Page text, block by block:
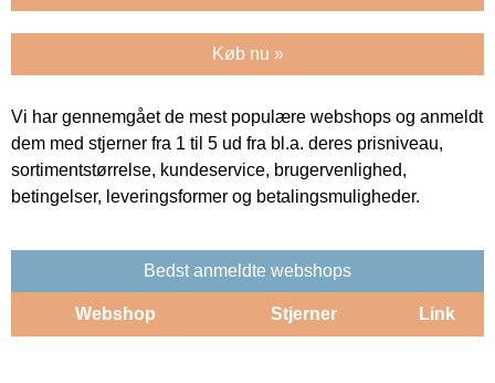
Køb nu »
Vi har gennemgået de mest populære webshops og anmeldt
dem med stjerner fra 1 til 5 ud fra bl.a. deres prisniveau,
sortimentstørrelse, kundeservice, brugervenlighed,
betingelser, leveringsformer og betalingsmuligheder.
Bedst anmeldte webshops
Webshop Stjerner Link